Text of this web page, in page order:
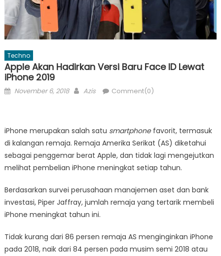
Techno
Apple Akan Hadirkan Versi Baru Face ID Lewat
iPhone 2019
Posted
November 6, 2018 Author
Azis Comment(0)
iPhone merupakan salah satu smartphonefavorit, termasuk
di kalangan remaja. Remaja Amerika Serikat (AS) diketahui
sebagai penggemar berat Apple, dan tidak lagi mengejutkan
melihat pembelian iPhone meningkat setiap tahun.
Berdasarkan survei perusahaan manajemen aset dan bank
investasi, Piper Jaffray, jumlah remaja yang tertarik membeli
iPhone meningkat tahun ini.
Tidak kurang dari 86 persen remaja AS menginginkan iPhone
pada 2018, naik dari 84 persen pada musim semi 2018 atau